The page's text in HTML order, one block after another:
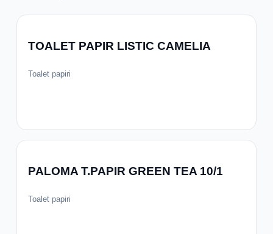
TOALET PAPIR LISTIC CAMELIA
Toalet papiri
PALOMA T.PAPIR GREEN TEA 10/1
Toalet papiri